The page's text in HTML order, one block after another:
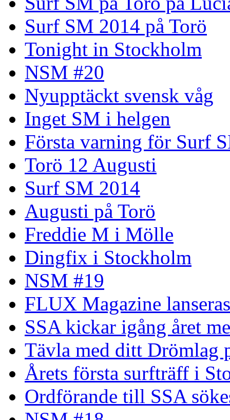
Surf SM 2014 på Torö
Tonight in Stockholm
NSM #20
Nyupptäckt svensk våg
Inget SM i helgen
Första varning för Surf
Torö 12 Augusti
Surf SM 2014
Augusti på Torö
Freddie M i Mölle
Dingfix i Stockholm
NSM #19
FLUX Magazine lanseras
SSA kickar igång året
Tävla med ditt Drömlag
Årets första surfträff i
Ordförande till SSA